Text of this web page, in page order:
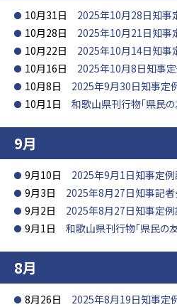
10月31日 2025年10月28日知事
10月28日 2025年10月21日知事
10月22日 2025年10月14日知事
10月16日 2025年10月8日知事
10月8日 2025年9月30日知事定
10月1日 和歌山県刊行物「県民
9月
9月10日 2025年9月1日知事定例
9月3日 2025年8月27日知事記者
9月2日 2025年8月27日知事定例
9月1日 和歌山県刊行物「県民の
8月
8月26日 2025年8月19日知事定